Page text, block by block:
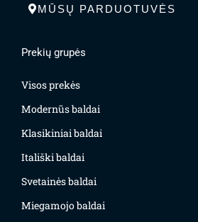
MŪSŲ PARDUOTUVĖS
Prekių grupės
Visos prekės
Modernūs baldai
Klasikiniai baldai
Itališki baldai
Svetainės baldai
Miegamojo baldai